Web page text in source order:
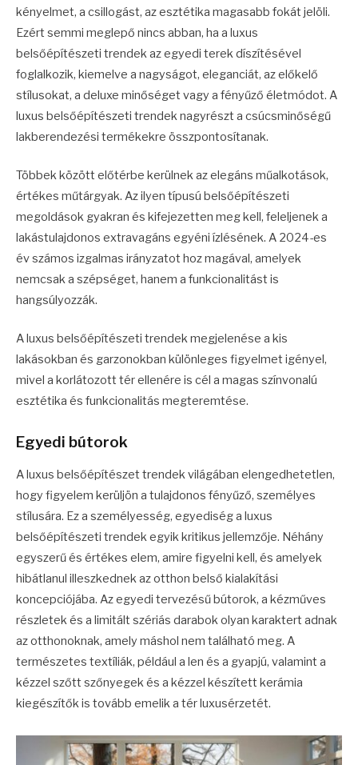
kényelmet, a csillogást, az esztétika magasabb fokát jelöli.
Ezért semmi meglepő nincs abban, ha a luxus
belsőépítészeti trendek az egyedi terek díszítésével
foglalkozik, kiemelve a nagyságot, eleganciát, az előkelő
stílusokat, a deluxe minőséget vagy a fényűző életmódot. A
luxus belsőépítészeti trendek nagyrészt a csúcsminőségű
lakberendezési termékekre összpontosítanak.
Többek között előtérbe kerülnek az elegáns műalkotások,
értékes műtárgyak. Az ilyen típusú belsőépítészeti
megoldások gyakran és kifejezetten meg kell, feleljenek a
lakástulajdonos extravagáns egyéni ízlésének. A 2024-es
év számos izgalmas irányzatot hoz magával, amelyek
nemcsak a szépséget, hanem a funkcionalitást is
hangsúlyozzák.
A luxus belsőépítészeti trendek megjelenése a kis
lakásokban és garzonokban különleges figyelmet igényel,
mivel a korlátozott tér ellenére is cél a magas színvonalú
esztétika és funkcionalitás megteremtése.
Egyedi bútorok
A luxus belsőépítészet trendek világában elengedhetetlen,
hogy figyelem kerüljön a tulajdonos fényűző, személyes
stílusára. Ez a személyesség, egyediség a luxus
belsőépítészeti trendek egyik kritikus jellemzője. Néhány
egyszerű és értékes elem, amire figyelni kell, és amelyek
hibátlanul illeszkednek az otthon belső kialakítási
koncepciójába. Az egyedi tervezésű bútorok, a kézműves
részletek és a limitált szériás darabok olyan karaktert adnak
az otthonoknak, amely máshol nem található meg. A
természetes textíliák, például a len és a gyapjú, valamint a
kézzel szőtt szőnyegek és a kézzel készített kerámia
kiegészítők is tovább emelik a tér luxusérzetét.